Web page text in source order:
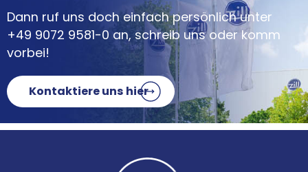
Dann ruf uns doch einfach persönlich unter
+49 9072 9581-0 an, schreib uns oder komm
vorbei!
Kontaktiere uns hier